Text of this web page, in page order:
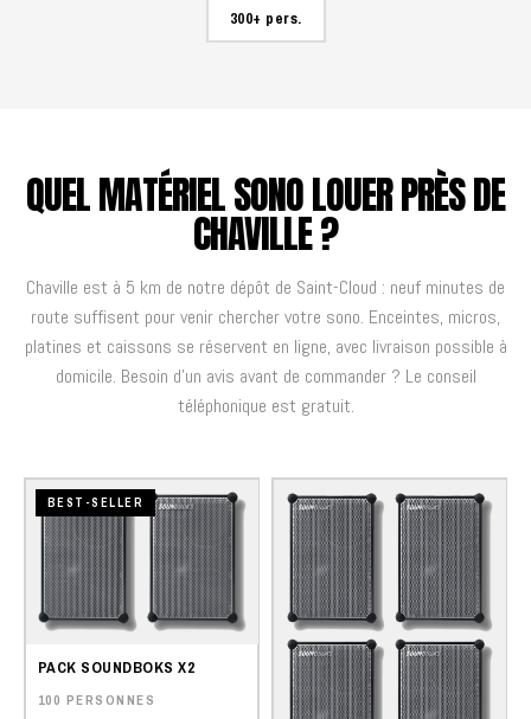
300+ pers.
QUEL MATÉRIEL SONO LOUER PRÈS DE
CHAVILLE ?
Chaville est à 5 km de notre dépôt de Saint-Cloud : neuf minutes de
route suffisent pour venir chercher votre sono. Enceintes, micros,
platines et caissons se réservent en ligne, avec livraison possible à
domicile. Besoin d'un avis avant de commander ? Le conseil
téléphonique est gratuit.
BEST-SELLER
PACK SOUNDBOKS X2
100 PERSONNES